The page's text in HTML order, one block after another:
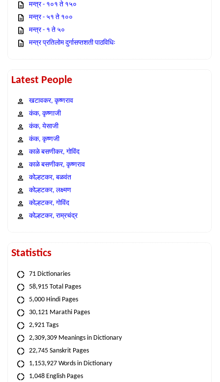
मन्त्र - १०१ ते १५०
मन्त्र - ५१ ते १००
मन्त्र - १ ते ५०
मन्त्र प्रतिलोम दुर्गासप्तशती पाठविधिः
Latest People
खटावकर, कृष्णराव
कंक, कृष्णाजी
कंक, येसाजी
कंक, कृष्णजी
काळे बसणीकर, गोविंद
काळे बसणीकर, कृष्णराव
कोल्हटकर, बळवंत
कोल्हटकर, लक्ष्मण
कोल्हटकर, गोविंद
कोल्हटकर, राम्रचंद्र
Statistics
71 Dictionaries
58,915 Total Pages
5,000 Hindi Pages
30,121 Marathi Pages
2,921 Tags
2,309,309 Meanings in Dictionary
22,745 Sanskrit Pages
1,153,927 Words in Dictionary
1,048 English Pages